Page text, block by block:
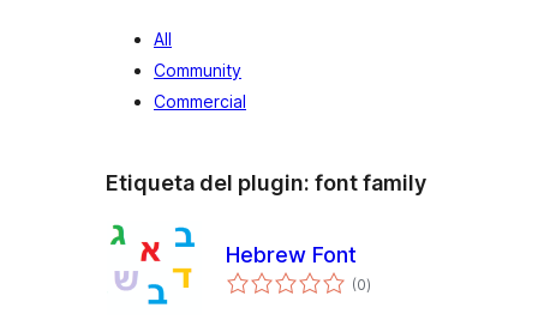
All
Community
Commercial
Etiqueta del plugin: font family
Hebrew Font
(0total
de
)